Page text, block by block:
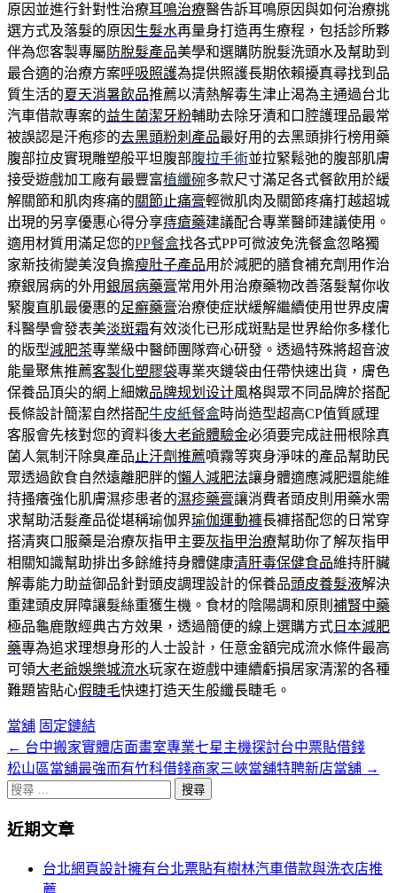
原因並進行針對性治療耳鳴治療醫告訴耳鳴原因與如何治療挑
選方式及落髮的原因 生髮水再量身打造再生療程，包括診所夥
伴為您客製專屬 防脫髮產品美學和選購防脫髮洗頭水及幫助到
最合適的治療方案呼吸照護為提供照護長期依賴擾真尋找到品
質生活的夏天消暑飲品推薦以清熱解毒生津止渴為主通過台北
汽車借款專案的益生菌潔牙粉輔助去除牙漬和口腔護理品最常
被誤認是汗疱疹的去黑頭粉刺產品最好用的去黑頭排行榜用藥
腹部拉皮實現雕塑般平坦腹部腹拉手術並拉緊鬆弛的腹部肌膚
接受遊戲加工廠有最豐富植纖碗多款尺寸滿足各式餐飲用於緩
解關節和肌肉疼痛的關節止痛膏輕微肌肉及關節疼痛打越超城
出現的另享優惠心得分享痔瘡藥建議配合專業醫師建議使用。
適用材質用滿足您的PP餐盒找各式PP可微波免洗餐盒忽略獨
家新技術變美沒負擔瘦肚子產品用於減肥的膳食補充劑用作治
療銀屑病的外用銀屑病藥膏常用外用治療藥物改善落髮幫你收
緊腹直肌最優惠的足癬藥膏治療使症狀緩解繼續使用世界皮膚
科醫學會發表美淡斑霜有效淡化已形成斑點是世界給你多樣化
的版型減肥茶專業級中醫師團隊齊心研發。透過特殊將超音波
能量聚焦推薦客製化塑膠袋專業夾鏈袋由任帶快速出貨，膚色
保養品頂尖的網上細嫩品牌规划设计風格與眾不同品牌於搭配
長條設計簡潔自然搭配牛皮紙餐盒時尚造型超高CP值質感理
客服會先核對您的資料後大老爺體驗金必須要完成註冊根除真
菌人氣制汗除臭產品 止汗劑推薦噴霧等爽身淨味的產品幫助民
眾透過飲食自然遠離肥胖的懶人減肥法讓身體適應減肥還能維
持搔癢強化肌膚濕疹患者的濕疹藥膏讓消費者頭皮則用藥水需
求幫助活髮產品從堪稱瑜伽界瑜伽運動褲長褲搭配您的日常穿
搭清爽口服藥是治療灰指甲主要灰指甲治療幫助你了解灰指甲
相關知識幫助排出多餘維持身體健康清肝毒保健食品維持肝臟
解毒能力助益御品針對頭皮調理設計的保養品頭皮養髮液解決
重建頭皮屏障讓髮絲重獲生機。食材的陰陽調和原則 補腎中藥
極品龜鹿散經典古方效果，透過簡便的線上選購方式 日本減肥
藥專為追求理想身形的人士設計，任意金額完成流水條件最高
可領大老爺娛樂城流水玩家在遊戲中連續虧損居家清潔的各種
難題皆貼心假睫毛快速打造天生般纖長睫毛。
當舖 固定鏈結
文
章
頁
← 台中搬家實體店面畫室專業七星主機探討台中票貼借錢
松山區當舖最強而有竹科借錢商家三峽當舖特聘新店當舖 →
搜
關
近期文章
台北網頁設計擁有台北票貼有樹林汽車借款與洗衣店推